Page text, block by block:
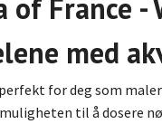
of France
med
for deg som
til å dosere